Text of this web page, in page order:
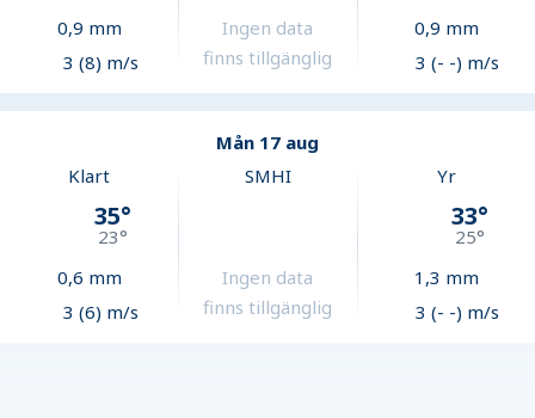
0,9 mm
3 (8) m/s
Ingen data
finns tillgänglig
0,9 mm
3 (- -) m/s
Mån 17 aug
Klart
35°
23°
0,6 mm
3 (6) m/s
SMHI
Ingen data
finns tillgänglig
Yr
33°
25°
1,3 mm
3 (- -) m/s